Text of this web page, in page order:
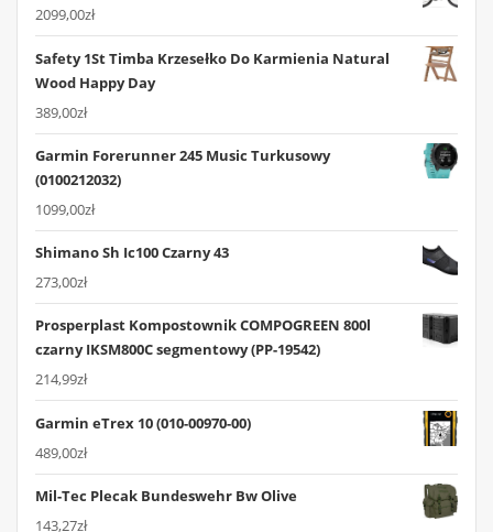
2099,00zł
Safety 1St Timba Krzesełko Do Karmienia Natural
Wood Happy Day
389,00zł
Garmin Forerunner 245 Music Turkusowy
(0100212032)
1099,00zł
Shimano Sh Ic100 Czarny 43
273,00zł
Prosperplast Kompostownik COMPOGREEN 800l
czarny IKSM800C segmentowy (PP-19542)
214,99zł
Garmin eTrex 10 (010-00970-00)
489,00zł
Mil-Tec Plecak Bundeswehr Bw Olive
143,27zł